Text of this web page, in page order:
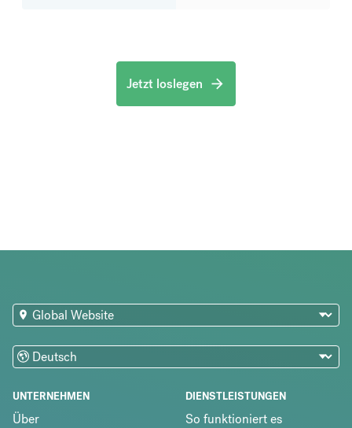
Jetzt loslegen
UNTERNEHMEN
Über
DIENSTLEISTUNGEN
So funktioniert es